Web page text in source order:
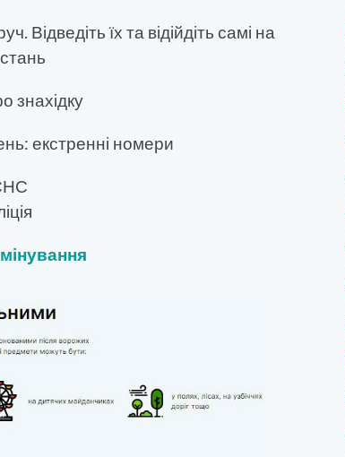
Відведіть їх та відійдіть самі на
знахідку
екстренні номери